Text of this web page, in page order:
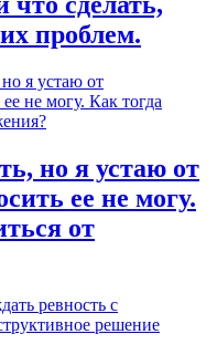
проблем.
но я устаю от
ее не могу.
от